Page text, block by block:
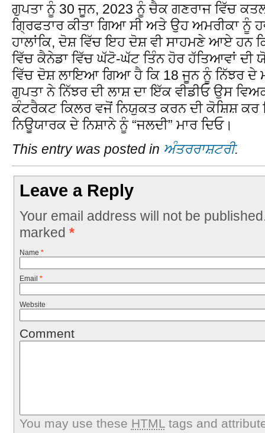
ਗੁਪਤਾ ਨੂੰ 30 ਜੂਨ, 2023 ਨੂੰ ਚੈਕ ਗਣਰਾਜ ਵਿੱਚ
ਗ੍ਰਿਫਤਾਰ ਕੀਤਾ ਗਿਆ ਸੀ ਅਤੇ ਉਹ ਅਮਰੀਕਾ ਨੂੰ
ਹਾਲਾਂਕਿ, ਦੋਸ਼ ਵਿੱਚ ਇਹ ਦੋਸ਼ ਵੀ ਸਾਹਮਣੇ ਆਏ ਹਨ
ਵਿੱਚ ਕੈਨੇਡਾ ਵਿੱਚ ਘੱਟੋ-ਘੱਟ ਤਿੰਨ ਹੋਰ ਹੱਤਿਆਵਾਂ ਦੀ
ਵਿੱਚ ਦੋਸ਼ ਲਾਇਆ ਗਿਆ ਹੈ ਕਿ 18 ਜੂਨ ਨੂੰ ਨਿੱਝਰ ਦੇ
ਗੁਪਤਾ ਨੇ ਨਿੱਝਰ ਦੀ ਲਾਸ਼ ਦਾ ਇੱਕ ਵੀਡੀਓ ਉਸ
ਕੰਟਰੈਕਟ ਕਿਲਰ ਵਜੋਂ ਨਿਯੁਕਤ ਕਰਨ ਦੀ ਕੋਸ਼ਿਸ਼ ਕਰ
ਨਿਊਯਾਰਕ ਦੇ ਨਿਸ਼ਾਨੇ ਨੂੰ “ਜਲਦੀ” ਮਾਰ ਦਿਓ।
This entry was posted in ਅੰਤਰਰਾਸ਼ਟਰੀ.
Leave a Reply
Your email address will not be
marked *
Name *
Email *
Website
Comment
You may use these HTMLtags and